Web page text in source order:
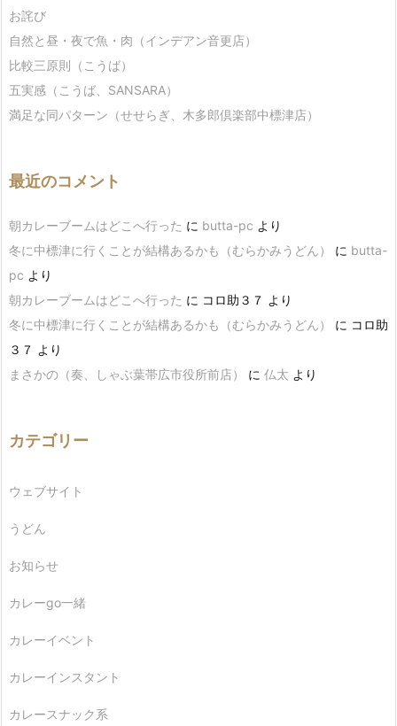
お詫び
自然と昼・夜で魚・肉（インデアン音更店）
比較三原則（こうば）
五実感（こうば、SANSARA）
満足な同パターン（せせらぎ、木多郎倶楽部中標津店）
最近のコメント
朝カレーブームはどこへ行った に butta-pc より
冬に中標津に行くことが結構あるかも（むらかみうどん）
に butta-
pc より
朝カレーブームはどこへ行った に コロ助３７ より
冬に中標津に行くことが結構あるかも（むらかみうどん）
に コロ助
３７ より
まさかの（奏、しゃぶ葉帯広市役所前店）
に 仏太 より
カテゴリー
ウェブサイト
うどん
お知らせ
カレーgo一緒
カレーイベント
カレーインスタント
カレースナック系